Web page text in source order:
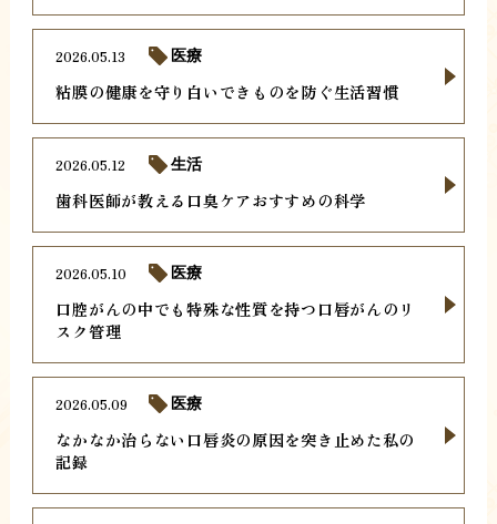
粘膜の健康を守り白いできものを防ぐ生活習慣
2026.05.13 医療
歯科医師が教える口臭ケアおすすめの科学
2026.05.12 生活
口腔がんの中でも特殊な性質を持つ口唇がんのリ
スク管理
2026.05.10 医療
なかなか治らない口唇炎の原因を突き止めた私の
記録
2026.05.09 医療